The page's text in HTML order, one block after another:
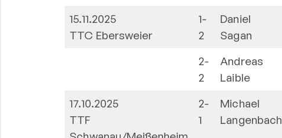
15.11.2025
TTC Ebersweier
1-
2
Daniel
Sagan
2-
2
Andreas
Laible
17.10.2025
TTF
2-
1
Michael
Langenbach